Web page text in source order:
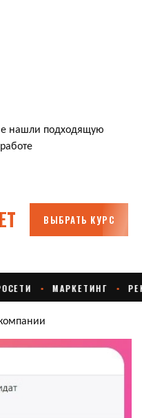
нашли подходящую